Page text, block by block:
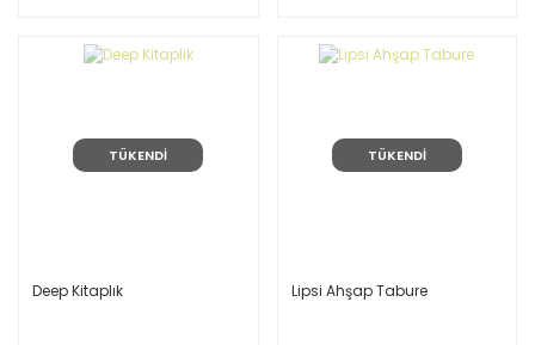
TÜKENDİ
Deep Kitaplık
TÜKENDİ
Lipsi Ahşap Tabure